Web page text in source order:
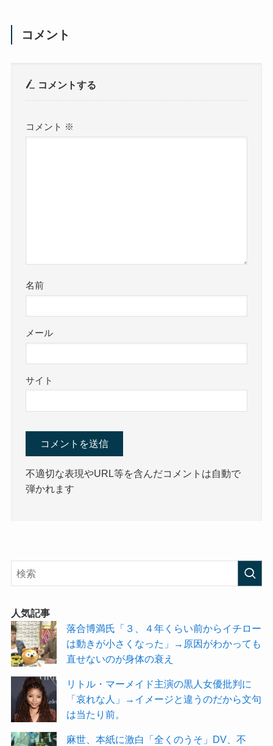
コメント
コメントする
コメント ※
名前
メール
サイト
不適切な表現やURL等を含んだコメントは自動で
弾かれます
人気記事
落合博満氏「３、４年くらい前からイチロー
は動きが小さくなった」→原因がわかっても
直せないのが身体の衰え
リトル・マーメイド主演の黒人女優批判に
「哀れな人」→イメージと違うのだから文句
は当たり前。
麻世、本紙に激白「全くのうそ」DV、不